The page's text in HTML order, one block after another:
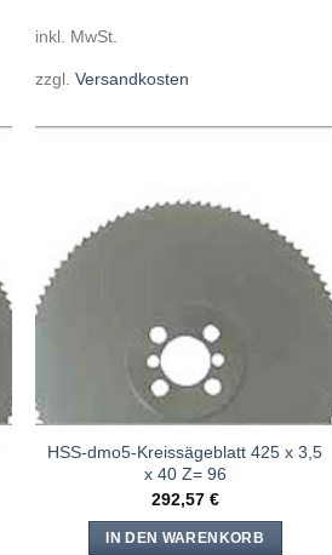
inkl. MwSt.
zzgl.Versandkosten
Meine
Sägen
hinzufügen
HSS-dmo5-Kreissägeblatt 425 x 3,5
x 40 Z= 96
292,57 €
IN DEN WARENKORB